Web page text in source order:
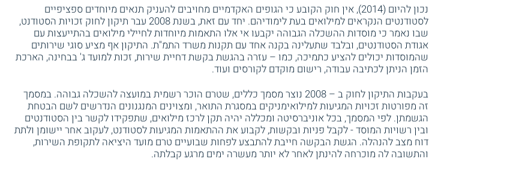
נכון להיום (2014), אין חוק הקובע כי הגופים האקדמיים מחויבים להעניק תנאים מיוחדים ספציפיים
לסטודנטים הנקראים למילואים בעת לימודיהם. יחד עם זאת, בשנת 2008 עבר תיקון לחוק זכויות הסטודנט,
שבו נאמר כי מוסדות ההשכלה הגבוהה יקבעו אי אלו התאמות מיוחדות לחיילי מילואים בהתייעצות עם
אגודת הסטודנטים, ובלבד שתעלינה בקנה אחד עם תקנות משרד התמ"ת. התיקון אף מציע סוגי שירותים
שהמוסדות יכולים להציע כתמיכה, כמו – עזרה בהגשת בקשת דחיית שירות, זכות למועד ג' בבחינה, הארכת
הזמן הניתן לכתיבה עבודה, רישום מוקדם לקורסים ועוד.
בעקבות התיקון לחוק ב – 2008 נוצר מסמך כללים, שטרם הוכר רשמית במועצה להשכלה גבוהה. במסמך
זה מפורטות זכויות המגיעות למילואימניקים במסגרת התואר, ומצוינים המנגנונים הנדרשים לשם הבטחת
הגשמתן. לפי המסמך, בכל אוניברסיטה ומכללה יהיה תקן לרכז מילואים, שתפקידו לקשר בין הסטודנטים
ובין רשויות המוסד - לקבל פניות ובקשות, לקבוע את ההתאמות המגיעות לסטודנט, לעקוב אחר יישומן ולתת
דוח מצב להנהלה. הגשת הבקשה חייבת להתבצע לפחות שבועיים טרם מועד היציאה לתקופת השירות,
והתשובה לה מוכרחה להינתן לאחר לא יותר מעשרה ימים מרגע קבלתה.